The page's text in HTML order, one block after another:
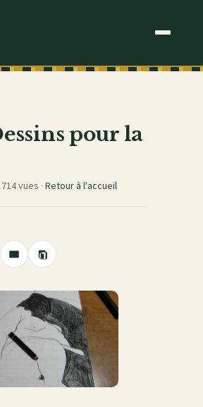
pour la
vues · Retour à l'accueil
Partager
e-
mail
Copier
le